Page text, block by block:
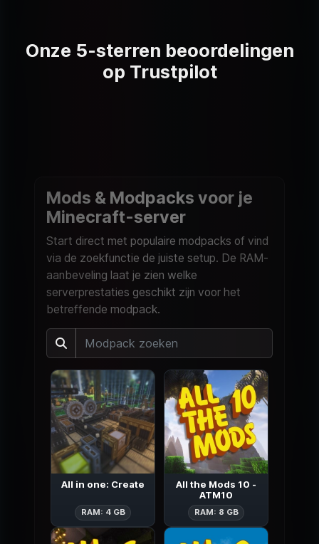
Onze 5-sterren beoordelingen
op Trustpilot
Mods & Modpacks voor je
Minecraft-server
Start direct met populaire modpacks of vind
via de zoekfunctie de juiste setup. De RAM-
aanbeveling laat je zien welke
serverprestaties geschikt zijn voor het
betreffende modpack.
All in one: Create
RAM: 4 GB All in one: Create
All the Mods 10 -
ATM10
RAM: 8 GB All the Mods